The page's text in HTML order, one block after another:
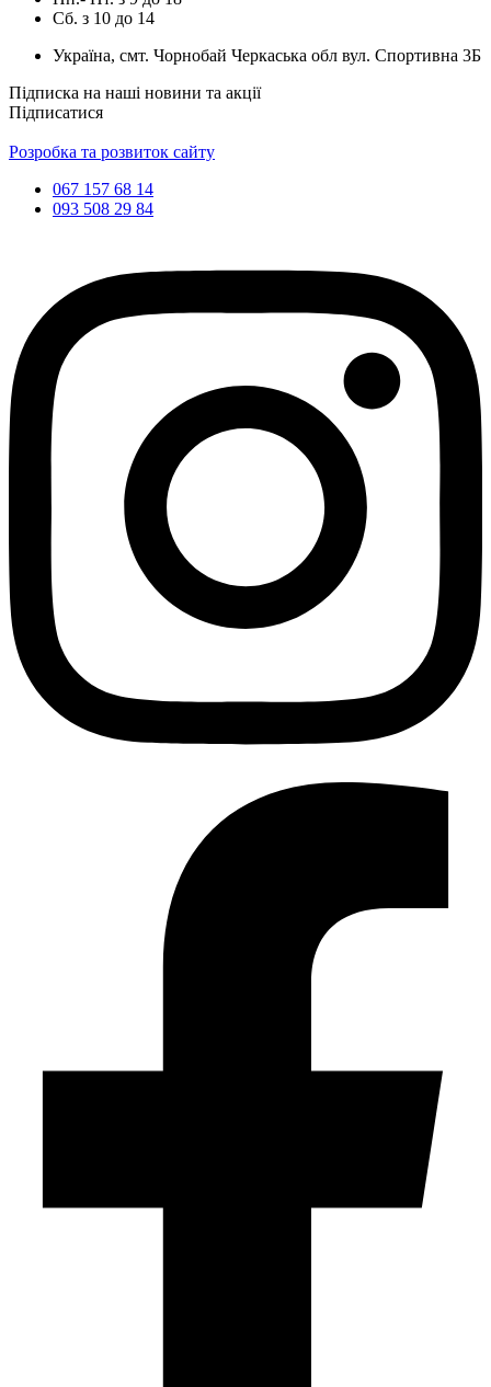
Сб. з 10 до 14
Україна, смт. Чорнобай Черкаська обл вул. Спортивна 3Б
Підписка на наші новини та акції
Підписатися
Розробка та розвиток сайту
067 157 68 14
093 508 29 84